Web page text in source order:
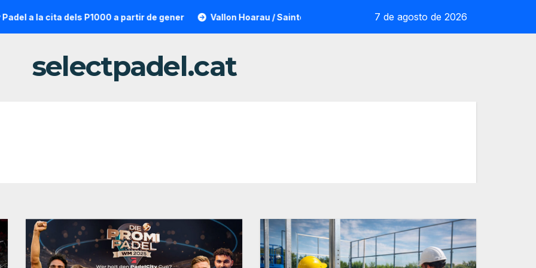
a la cita dels P1000 a partir de gener Vallon Hoarau / Saintot: la sorpresa reoliana que desafia la cap de sèrie 1
7 de agosto de 2026
selectpadel.cat